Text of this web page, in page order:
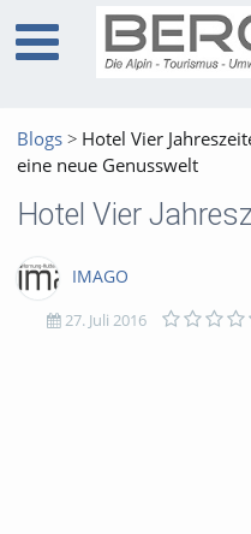
Blogs
Hotel Vier
eine neue Genusswelt
IMAGO
27. Juli 2016